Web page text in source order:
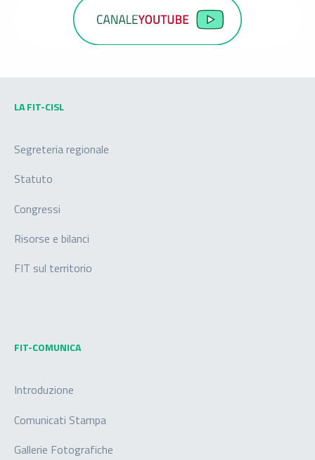
LA FIT-CISL
Segreteria regionale
Statuto
Congressi
Risorse e bilanci
FIT sul territorio
FIT-COMUNICA
Introduzione
Comunicati Stampa
Gallerie Fotografiche